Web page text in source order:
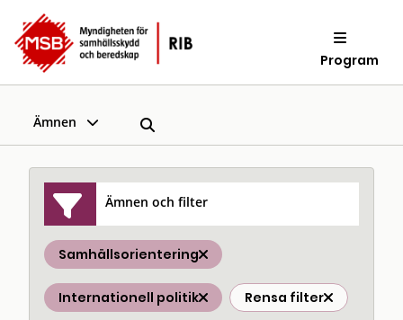
Program
Ämnen
Ämnen och filter
Samhällsorientering
Internationell politik Rensa filter